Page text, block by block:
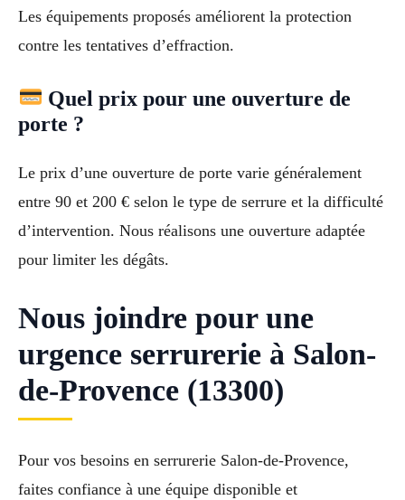
Les équipements proposés améliorent la protection
contre les tentatives d’effraction.
Quel prix pour une ouverture de
porte ?
Le prix d’une ouverture de porte varie généralement
entre 90 et 200 € selon le type de serrure et la difficulté
d’intervention. Nous réalisons une ouverture adaptée
pour limiter les dégâts.
Nous joindre pour une
urgence serrurerie à Salon-
de-Provence (13300)
Pour vos besoins en serrurerie Salon-de-Provence,
faites confiance à une équipe disponible et